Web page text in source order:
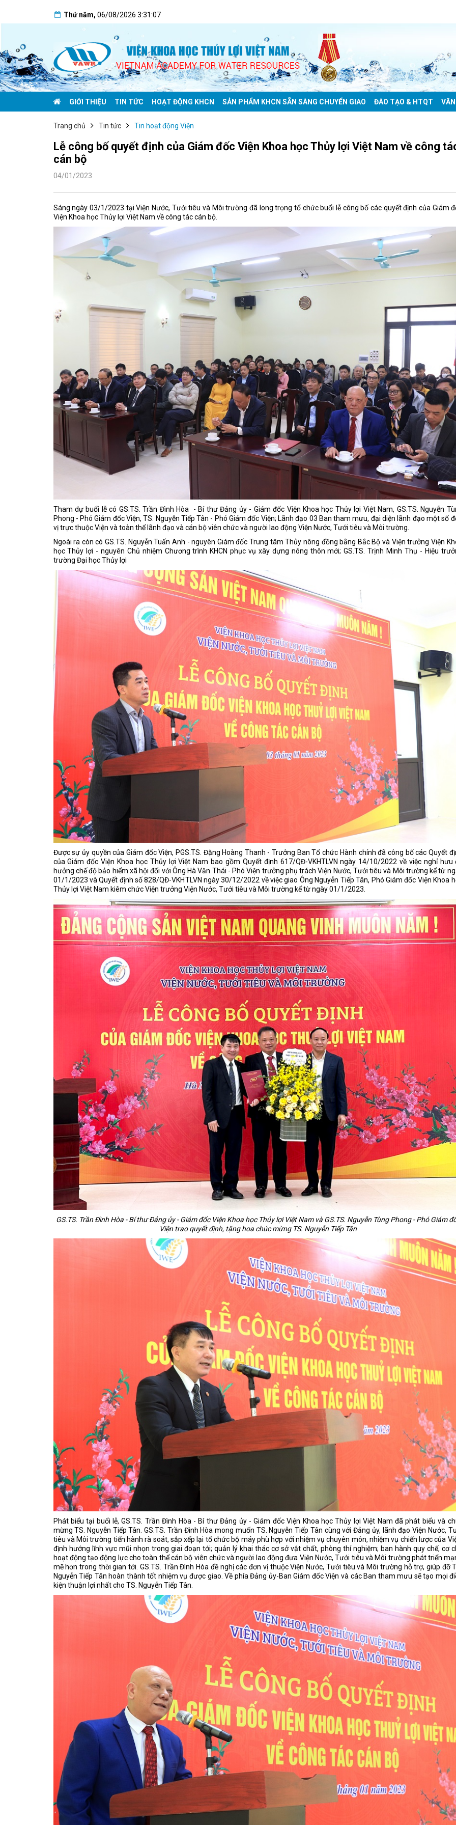
Thứ năm, 06/08/2026 3:31:09
GIỚI THIỆU TIN TỨC HOẠT ĐỘNG KHCN SẢN PHẨM KHCN SẴN SÀNG CHUYỂN GIAO ĐÀO TẠO & HTQT
Trang chủ Tin tức Tin hoạt động Viện
Lễ công bố quyết định của Giám đốc Viện Khoa học Thủy lợi Việt Nam về công
cán bộ
04/01/2023
Sáng ngày 03/1/2023 tại Viện Nước, Tưới tiêu và Môi trường đã long trọng tổ chức buổi lễ công bố các quyết định của Giám
Viện Khoa học Thủy lợi Việt Nam về công tác cán bộ.
Tham dự buổi lễ có GS.TS. Trần Đình Hòa - Bí thư Đảng ủy - Giám đốc Viện Khoa học Thủy lợi Việt Nam, GS.TS. Nguyễn
Phong - Phó Giám đốc Viện, TS. Nguyễn Tiếp Tân - Phó Giám đốc Viện; Lãnh đạo 03 Ban tham mưu, đại diện lãnh đạo một số
vị trực thuộc Viện và toàn thể lãnh đạo và cán bộ viên chức và người lao động Viện Nước, Tưới tiêu và Môi trường.
Ngoài ra còn có GS.TS. Nguyễn Tuấn Anh - nguyên Giám đốc Trung tâm Thủy nông đồng bằng Bắc Bộ và Viện trưởng Viện
học Thủy lợi - nguyên Chủ nhiệm Chương trình KHCN phục vụ xây dựng nông thôn mới; GS.TS. Trịnh Minh Thụ - Hiệu
trường Đại học Thủy lợi
Được sự ủy quyền của Giám đốc Viện, PGS.TS. Đặng Hoàng Thanh - Trưởng Ban Tổ chức Hành chính đã công bố các Quyết
của Giám đốc Viện Khoa học Thủy lợi Việt Nam bao gồm Quyết định 617/QĐ-VKHTLVN ngày 14/10/2022 về việc nghỉ hưu
hưởng chế độ bảo hiểm xã hội đối với Ông Hà Văn Thái - Phó Viện trưởng phụ trách Viện Nước, Tưới tiêu và Môi trường kể từ
01/1/2023 và Quyết định số 828/QĐ-VKHTLVN ngày 30/12/2022 về việc giao Ông Nguyễn Tiếp Tân, Phó Giám đốc Viện Khoa
Thủy lợi Việt Nam kiêm chức Viện trưởng Viện Nước, Tưới tiêu và Môi trường kể từ ngày 01/1/2023.
GS.TS. Trần Đình Hòa - Bí thư Đảng ủy - Giám đốc Viện Khoa học Thủy lợi Việt Nam và GS.TS. Nguyễn Tùng Phong - Phó Giám
Viện trao quyết định, tặng hoa chúc mừng TS. Nguyễn Tiếp Tân
Phát biểu tại buổi lễ, GS.TS. Trần Đình Hòa - Bí thư Đảng ủy - Giám đốc Viện Khoa học Thủy lợi Việt Nam đã phát biểu và
mừng TS. Nguyễn Tiếp Tân. GS.TS. Trần Đình Hòa mong muốn TS. Nguyễn Tiếp Tân cùng với Đảng ủy, lãnh đạo Viện Nước,
tiêu và Môi trường tiến hành rà soát, sắp xếp lại tổ chức bộ máy phù hợp với nhiệm vụ chuyên môn, nhiệm vụ chiến lược của
định hướng lĩnh vực mũi nhọn trong giai đoạn tới; quản lý khai thác cơ sở vật chất, phòng thí nghiệm; ban hành quy chế, cơ
hoạt động tạo động lực cho toàn thể cán bộ viên chức và người lao động đưa Viện Nước, Tưới tiêu và Môi trường phát triển
mẽ hơn trong thời gian tới. GS.TS. Trần Đình Hòa đề nghị các đơn vị thuộc Viện Nước, Tưới tiêu và Môi trường hỗ trợ, giúp đỡ
Nguyễn Tiếp Tân hoàn thành tốt nhiệm vụ được giao. Về phía Đảng ủy-Ban Giám đốc Viện và các Ban tham mưu sẽ tạo mọi
kiện thuận lợi nhất cho TS. Nguyễn Tiếp Tân.